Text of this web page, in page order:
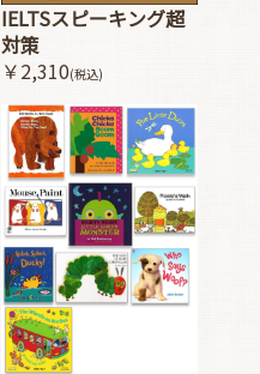
IELTSスピーキング超
対策
￥2,310(税込)